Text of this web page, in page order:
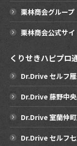
栗林商会グループ
栗林商会公式サイ
くりせきハピプロ
Dr.Drive セルフ
Dr.Drive 藤野中
Dr.Drive 室蘭仲
Dr.Drive セルフ